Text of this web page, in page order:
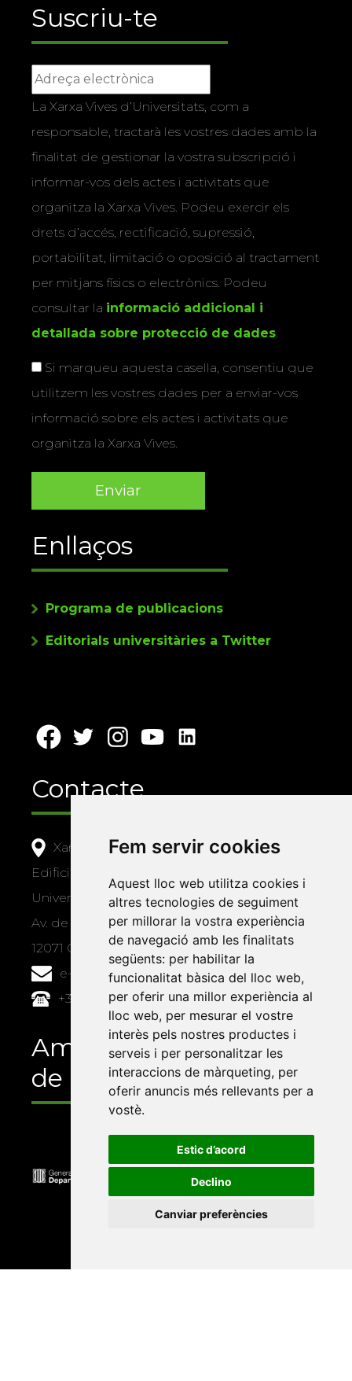
Fem servir cookies
Aquest lloc web utilitza cookies i
altres tecnologies de seguiment
per millorar la vostra experiència
de navegació amb les finalitats
següents: per habilitar la
funcionalitat bàsica del lloc web,
per oferir una millor experiència al
lloc web, per mesurar el vostre
interès pels nostres productes i
serveis i per personalitzar les
interaccions de màrqueting, per
oferir anuncis més rellevants per a
vostè.
Estic d’acord
Declino
Canviar preferències
Suscriu-te
La Xarxa Vives d’Universitats, com a
responsable, tractarà les vostres dades amb la
finalitat de gestionar la vostra subscripció i
informar-vos dels actes i activitats que
organitza la Xarxa Vives. Podeu exercir els
drets d’accés, rectificació, supressió,
portabilitat, limitació o oposició al tractament
per mitjans físics o electrònics. Podeu
consultar la informació addicional i
detallada sobre protecció de dades
Si marqueu aquesta casella, consentiu que
utilitzem les vostres dades per a enviar-vos
informació sobre els actes i activitats que
organitza la Xarxa Vives.
Enllaços
Programa de publicacions
Editorials universitàries a Twitter
Contacte
Xarxa Vives d'Universitats
Edifici Àgora
Universitat Jaume I, local 10
Av. de Vicent Sos Baynat, s/n
12071 Castelló de la Plana
e-buc@vives.org
+34 964 72 89 93
Amb el suport
de